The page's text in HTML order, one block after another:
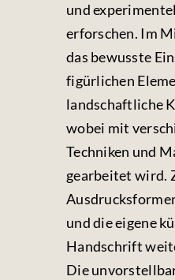
und
erforschen. Im
das bewusste
figürlichen
landschaftliche
wobei mit
Techniken und
gearbeitet wird.
und die eigene
Handschrift
Die